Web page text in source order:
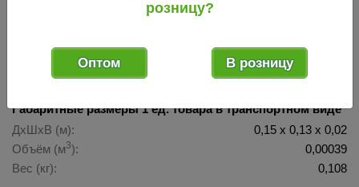
Габаритные размеры 1 ед. товара в транспортном виде
ДхШхВ (м):
0,15 х 0,13 х 0,02
Объём (м3):
0,00039
Вес (кг):
0,108
розницу?
Оптом В розницу